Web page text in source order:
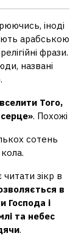
іноді
арабською
фрази.
названі
Того,
. Похожі
сотень
зікр в
в
Господа і
та небес
.